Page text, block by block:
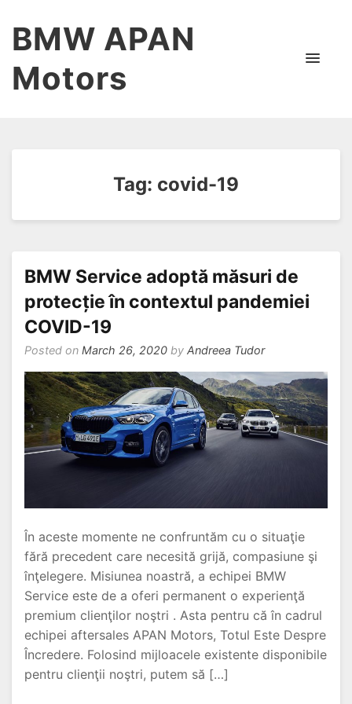
BMW APAN
Motors
Tag: covid-19
BMW Service adoptă măsuri de
protecție în contextul pandemiei
COVID-19
Posted on March 26, 2020 by Andreea Tudor
În aceste momente ne confruntăm cu o situaţie
fără precedent care necesită grijă, compasiune şi
înţelegere. Misiunea noastră, a echipei BMW
Service este de a oferi permanent o experienţă
premium clienţilor noştri . Asta pentru că în cadrul
echipei aftersales APAN Motors, Totul Este Despre
Încredere. Folosind mijloacele existente disponibile
pentru clienţii noştri, putem să […]